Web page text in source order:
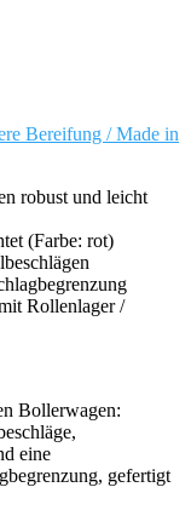
Bereifung / Made in
robust und leicht
(Farbe: rot)
Rollenlager /
Bollerwagen:
eine
gefertigt